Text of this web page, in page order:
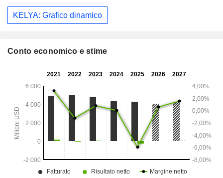
KELYA: Grafico dinamico
Conto economico e stime